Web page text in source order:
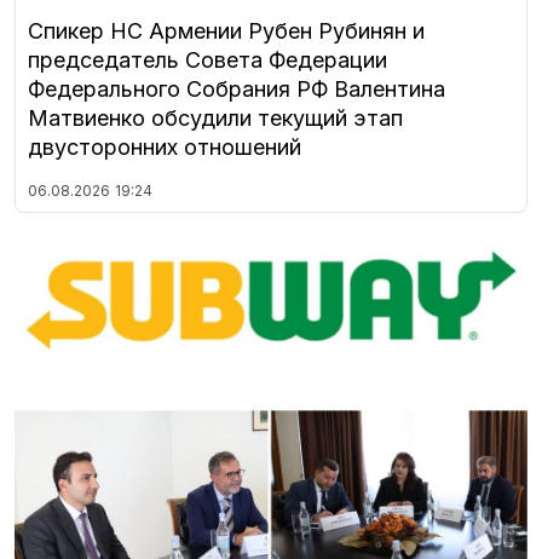
Спикер НС Армении Рубен Рубинян и
председатель Совета Федерации
Федерального Собрания РФ Валентина
Матвиенко обсудили текущий этап
двусторонних отношений
06.08.2026 19:24